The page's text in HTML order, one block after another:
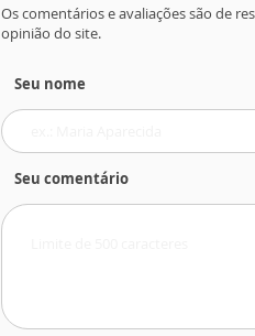
Os comentários e avaliações são de
opinião do site.
Seu nome
Seu comentário